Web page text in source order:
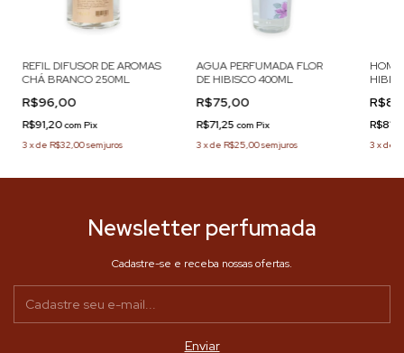
REFIL DIFUSOR DE AROMAS
CHÁ BRANCO 250ML
R$96,00
R$91,20com Pix
3 xde R$32,00sem juros
AGUA PERFUMADA FLOR
DE HIBISCO 400ML
R$75,00
R$71,25com Pix
3xde R$25,00sem juros
HOME
3 xde
Newsletter perfumada
Cadastre-se e receba nossas ofertas.